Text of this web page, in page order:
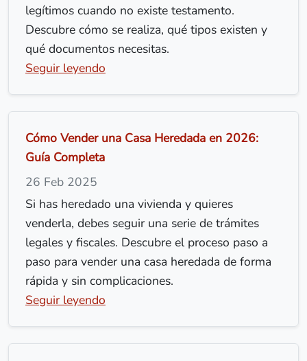
legítimos cuando no existe testamento.
Descubre cómo se realiza, qué tipos existen y
qué documentos necesitas.
Seguir leyendo
Cómo Vender una Casa Heredada en 2026:
Guía Completa
26 Feb 2025
Si has heredado una vivienda y quieres
venderla, debes seguir una serie de trámites
legales y fiscales. Descubre el proceso paso a
paso para vender una casa heredada de forma
rápida y sin complicaciones.
Seguir leyendo